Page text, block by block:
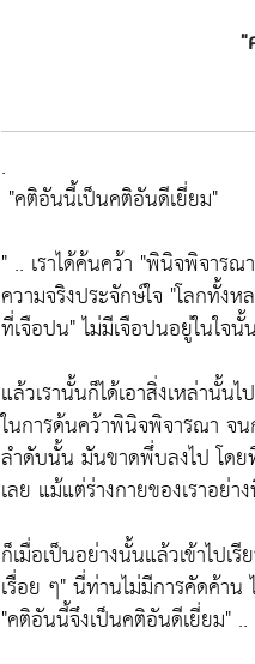
"
.
"คติอันนี้เป็นคติอันดีเยี่ยม"
" .. เราได้ค้นคว้า "พินิจพิจารณ
ความจริงประจักษ์ใจ "โลกทั้งห
ที่เจือปน"ไม่มีเจือปนอยู่ในใจนั้น
แล้วเรานั้นก็ได้เอาสิ่งเหล่านั้น
ในการด้นคว้าพินิจพิจารณา จ
ลำดับนั้น มันขาดพึ่บลงไป โด
เลย แม้แต่ร่างกายของเราอย่
ก็เมื่อเป็นอย่างนั้นแล้วเข้าไปเ
เรื่อย ๆ"นี่ท่านไม่มีการคัดค้าน
"คติอันนี้จึงเป็นคติอันดีเยี่ยม"